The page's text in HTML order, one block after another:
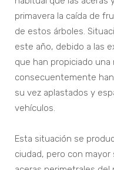
primavera la caída de
de estos árboles.
este año, debido a las
que han propiciado
consecuentemente
su vez aplastados y
vehículos.
Esta situación se
ciudad, pero con mayor